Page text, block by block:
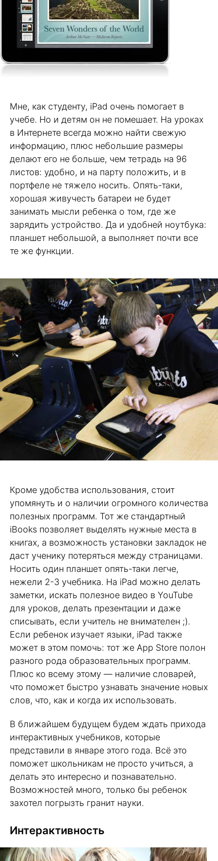
Мне, как студенту, iPad очень помогает в
учебе. Но и детям он не помешает. На уроках
в Интернете всегда можно найти свежую
информацию, плюс небольшие размеры
делают его не больше, чем тетрадь на 96
листов: удобно, и на парту положить, и в
портфеле не тяжело носить. Опять-таки,
хорошая живучесть батареи не будет
занимать мысли ребенка о том, где же
зарядить устройство. Да и удобней ноутбука:
планшет небольшой, а выполняет почти все
те же функции.
Кроме удобства использования, стоит
упомянуть и о наличии огромного количества
полезных программ. Тот же стандартный
iBooks позволяет выделять нужные места в
книгах, а возможность установки закладок не
даст ученику потеряться между страницами.
Носить один планшет опять-таки легче,
нежели 2-3 учебника. На iPad можно делать
заметки, искать полезное видео в YouTube
для уроков, делать презентации и даже
списывать, если учитель не внимателен ;).
Если ребенок изучает языки, iPad также
может в этом помочь: тот же App Store полон
разного рода образовательных программ.
Плюс ко всему этому — наличие словарей,
что поможет быстро узнавать значение новых
слов, что, как и когда их использовать.
В ближайшем будущем будем ждать прихода
интерактивных учебников, которые
представили в январе этого года. Всё это
поможет школьникам не просто учиться, а
делать это интересно и познавательно.
Возможностей много, только бы ребенок
захотел погрызть гранит науки.
Интерактивность